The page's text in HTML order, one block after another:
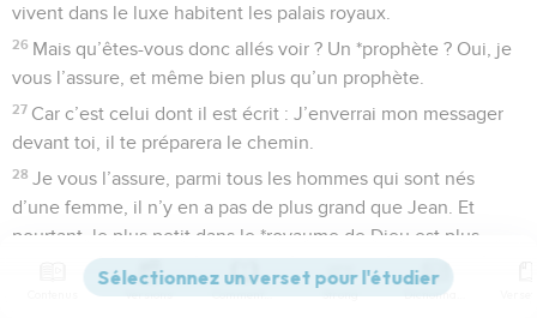
vivent dans le luxe habitent les palais royaux.
26 Mais qu’êtes-vous donc allés voir ? Un *prophète ? Oui, je
vous l’assure, et même bien plus qu’un prophète.
27 Car c’est celui dont il est écrit : J’enverrai mon messager
devant toi, il te préparera le chemin.
28 Je vous l’assure, parmi tous les hommes qui sont nés
d’une femme, il n’y en a pas de plus grand que Jean. Et
pourtant, le plus petit dans le *royaume de Dieu est plus
grand que lui.
—Tous les gens du peuple et tous les *collecteurs
Versions Commentaires Strong